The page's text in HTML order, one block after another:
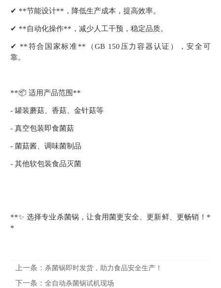
✔ **节能设计**，降低生产成本，提高效率。
✔ **自动化操作**，减少人工干预，稳定品质。
✔ **符合国家标准**（GB 150压力容器认证），安全可
靠。
**📦 适用产品范围**
- 罐装蘑菇、香菇、金针菇等
- 真空包装即食菌菇
- 菌菇酱、调味菌制品
- 其他软包装食品灭菌
**✨ 选择专业杀菌锅，让食用菌更安全、更新鲜、更畅销！*
*
上一条：杀菌锅即时发货，助力食品安全生产！
下一条：全自动杀菌锅试机现场